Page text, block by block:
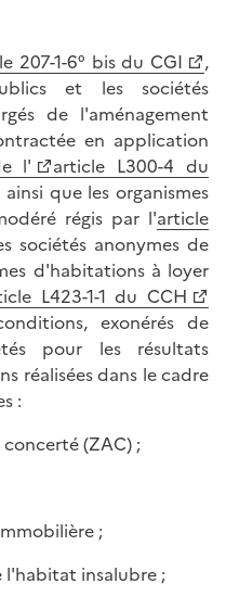
207-1-6° bis du CGI
,
et les sociétés
de l'aménagement
en application
l'
article L300-4 du
ainsi que les organismes
régis par l'article
sociétés anonymes de
d'habitations à loyer
L423-1-1 du CCH
exonérés de
pour les résultats
réalisées dans le cadre
:
(ZAC) ;
;
l'habitat insalubre ;